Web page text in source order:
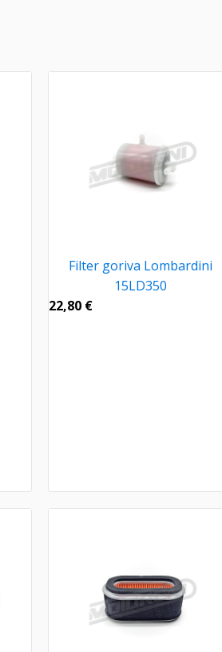
Filter goriva Lombardini
15LD350
22,80 €